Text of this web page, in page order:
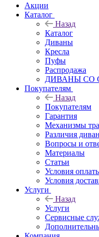
Акции
Каталог
Назад
Каталог
Диваны
Кресла
Пуфы
Распродажа
ДИВАНЫ СО
Покупателям
Назад
Покупателям
Гарантия
Механизмы
Различия
Вопросы и
Материалы
Статьи
Условия
Условия
Услуги
Назад
Услуги
Сервисные